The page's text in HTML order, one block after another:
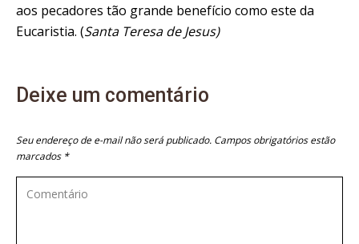
aos pecadores tão grande benefício como este da
Eucaristia. (Santa Teresa de Jesus)
Deixe um comentário
Seu endereço de e-mail não será publicado. Campos obrigatórios estão
marcados *
Comentário